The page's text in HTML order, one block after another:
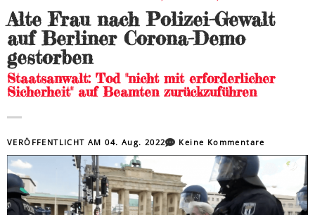
Alte Frau nach Polizei-Gewalt
auf Berliner Corona-Demo
gestorben
Staatsanwalt: Tod "nicht mit erforderlicher
Sicherheit" auf Beamten zurückzuführen
VERÖFFENTLICHT AM04. Aug. 2022 Keine Kommentare